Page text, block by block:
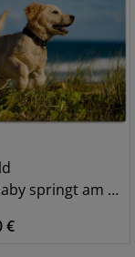
springt am Strand
€